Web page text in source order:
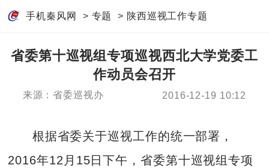
手机秦风网 > 专题 > 陕西巡视工作专题
省委第十巡视组专项巡视西北大学党委工
作动员会召开
来源：省委巡视办 2016-12-19 10:12
根据省委关于巡视工作的统一部署，
2016年12月15日下午，省委第十巡视组专项